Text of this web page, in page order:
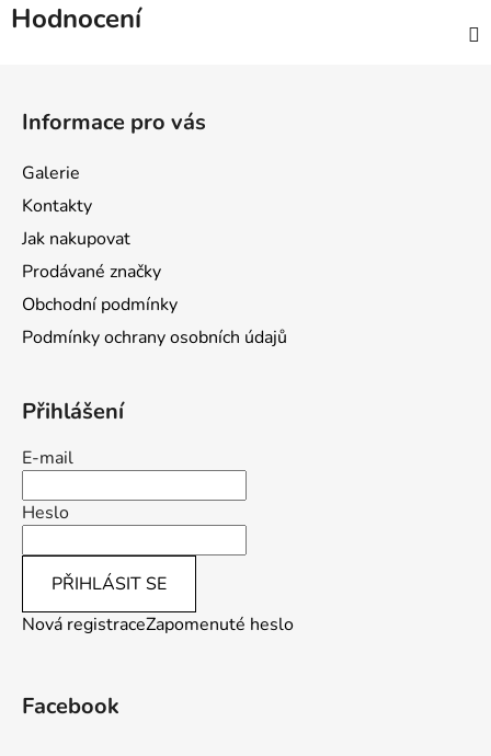
Hodnocení
Informace pro vás
Galerie
Kontakty
Jak nakupovat
Prodávané značky
Obchodní podmínky
Podmínky ochrany osobních údajů
Přihlášení
E-mail
Heslo
PŘIHLÁSIT SE
Nová registraceZapomenuté heslo
Facebook